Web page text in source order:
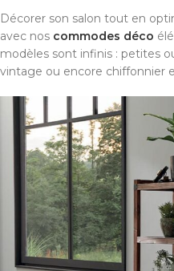
Décorer son salon tout en
avec nos commodes déco
modèles sont infinis : petites
vintage ou encore chiffonnier